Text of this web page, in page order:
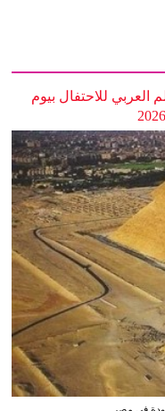
العربي للاحتفال بيوم